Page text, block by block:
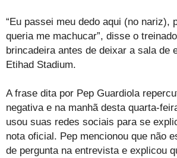
“Eu passei meu dedo aqui (no nariz),
queria me machucar”, disse o
brincadeira antes de deixar a sala de
Etihad Stadium.
A frase dita por Pep Guardiola
negativa e na manhã desta quarta-
usou suas redes sociais para se
nota oficial. Pep mencionou que não
de pergunta na entrevista e explicou